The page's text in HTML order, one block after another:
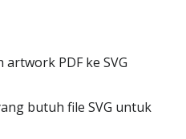
PDF ke SVG
butuh file SVG untuk